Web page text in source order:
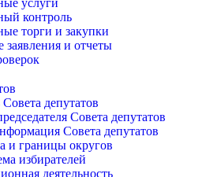
услуги
контроль
торги и закупки
и отчеты
депутатов
Совета депутатов
Совета депутатов
и границы округов
избирателей
деятельность